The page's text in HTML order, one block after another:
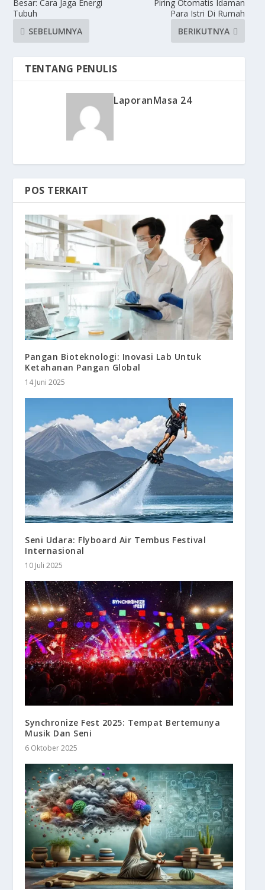
Besar: Cara Jaga Energi
Tubuh
SEBELUMNYA
Piring Otomatis Idaman
Para Istri Di Rumah
BERIKUTNYA
TENTANG PENULIS
LaporanMasa 24
POS TERKAIT
Pangan Bioteknologi: Inovasi Lab Untuk
Ketahanan Pangan Global
14 Juni 2025
Seni Udara: Flyboard Air Tembus Festival
Internasional
10 Juli 2025
Synchronize Fest 2025: Tempat Bertemunya
Musik Dan Seni
6 Oktober 2025